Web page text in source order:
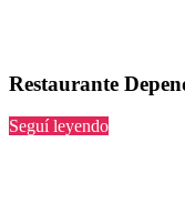
Restaurante
Seguí leyendo“Depende”